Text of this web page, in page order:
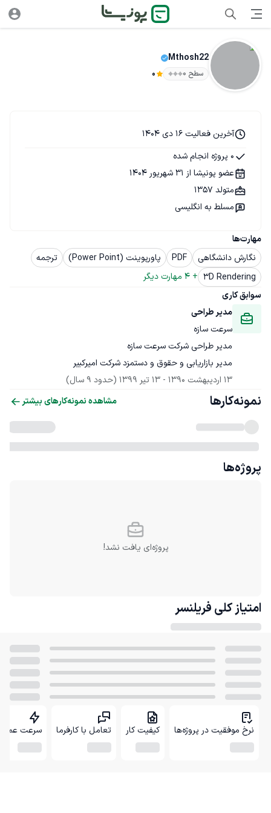
Mthosh22
سطح ۰ 0
مهارت‌ها
نگارش دانشگاهی
PDF پاورپوینت (Power Point)
ترجمه
3D Rendering
+
4 مهارت دیگر
سوابق کاری
مدیر طراحی
سرعت سازه
مدیر بازاریابی و حقوق و دستمزد شرکت امیرکبیر
13 اردیبهشت 1390
- 13 تیر 1399 (حدود 9 سال)
آخرین فعالیت 16 دی 1404
0 پروژه انجام شده
عضو پونیشا از 31 شهریور 1404
متولد 1357
مسلط به انگلیسی
نمونه‌کارها مشاهده نمونه‌کارهای بیشتر
پروژه‌ها
پروژه‌ای یافت نشد!
امتیاز کلی فریلنسر
نرخ موفقیت در پروژه‌ها کیفیت کار تعامل با کارفرما سرعت عمل